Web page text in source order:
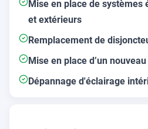
Mise en place de systèmes
et extérieurs
Remplacement de
Mise en place d’un
Dépannage d'éclairage